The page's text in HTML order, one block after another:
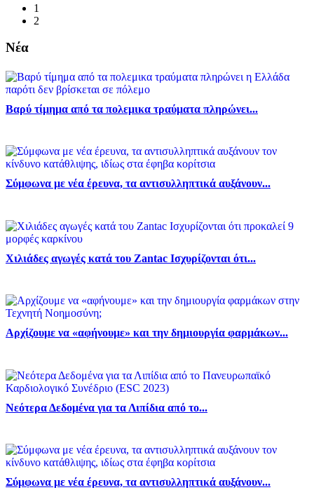
1
2
Νέα
Βαρύ τίμημα από τα πολεμικα τραύματα πληρώνει...
Σύμφωνα με νέα έρευνα, τα αντισυλληπτικά αυξάνουν...
Χιλιάδες αγωγές κατά του Zantac Ισχυρίζονται ότι...
Αρχίζουμε να «αφήνουμε» και την δημιουργία φαρμάκων...
Νεότερα Δεδομένα για τα Λιπίδια από το...
Σύμφωνα με νέα έρευνα, τα αντισυλληπτικά αυξάνουν...